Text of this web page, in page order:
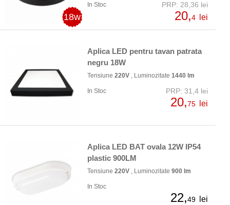
18w
In Stoc PRP: 28,36 lei
20,4 lei
Aplica LED pentru tavan patrata
negru 18W
Tensiune 220V , Luminozitate 1440 lm
In Stoc PRP: 31,4 lei
20,75 lei
Aplica LED BAT ovala 12W IP54
plastic 900LM
Tensiune 220V , Luminozitate 900 lm
In Stoc
22,49 lei